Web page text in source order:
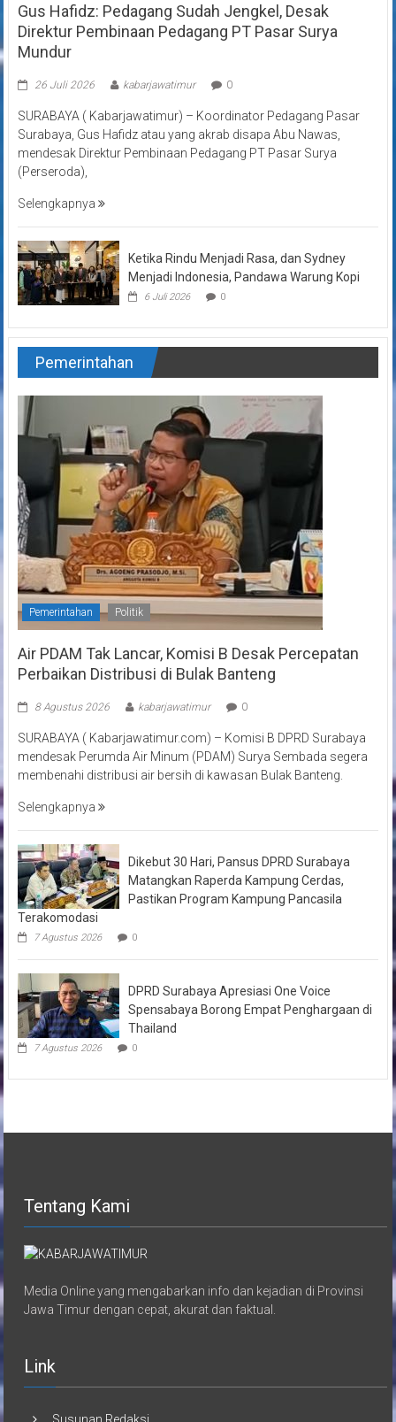
Gus Hafidz: Pedagang Sudah Jengkel, Desak
Direktur Pembinaan Pedagang PT Pasar Surya
Mundur
26 Juli 2026 kabarjawatimur 0
SURABAYA ( Kabarjawatimur) – Koordinator Pedagang Pasar
Surabaya, Gus Hafidz atau yang akrab disapa Abu Nawas,
mendesak Direktur Pembinaan Pedagang PT Pasar Surya
(Perseroda),
Selengkapnya
Ketika Rindu Menjadi Rasa, dan Sydney
Menjadi Indonesia, Pandawa Warung Kopi
6 Juli 2026 0
Pemerintahan
Pemerintahan Politik
Air PDAM Tak Lancar, Komisi B Desak Percepatan
Perbaikan Distribusi di Bulak Banteng
8 Agustus 2026 kabarjawatimur 0
SURABAYA ( Kabarjawatimur.com) – Komisi B DPRD Surabaya
mendesak Perumda Air Minum (PDAM) Surya Sembada segera
membenahi distribusi air bersih di kawasan Bulak Banteng.
Selengkapnya
Dikebut 30 Hari, Pansus DPRD Surabaya
Matangkan Raperda Kampung Cerdas,
Pastikan Program Kampung Pancasila
Terakomodasi
7 Agustus 2026 0
DPRD Surabaya Apresiasi One Voice
Spensabaya Borong Empat Penghargaan di
Thailand
7 Agustus 2026 0
Tentang Kami
Media Online yang mengabarkan info dan kejadian di Provinsi
Jawa Timur dengan cepat, akurat dan faktual.
Link